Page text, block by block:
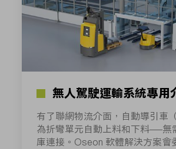
無人駕駛運輸系統專用
有了聯網物流介面，自動導引車
為折彎單元自動上料和下料——無
庫連接。Oseon 軟體解決方案會